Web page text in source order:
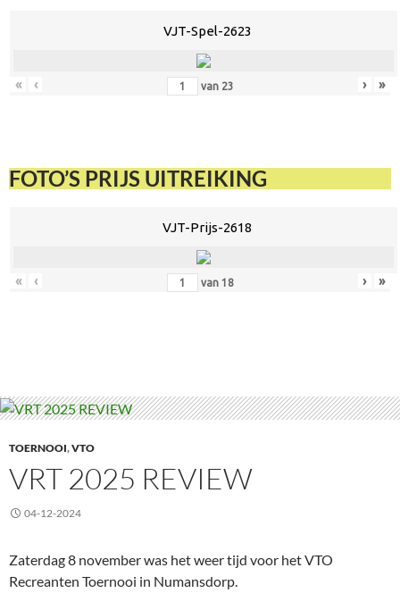
VJT-Spel-2623
« ‹ van 23 › »
FOTO’S PRIJS UITREIKING
VJT-Prijs-2618
« ‹ van 18 › »
TOERNOOI,VTO
VRT 2025 REVIEW
04-12-2024
Zaterdag 8 november was het weer tijd voor het VTO
Recreanten Toernooi in Numansdorp.